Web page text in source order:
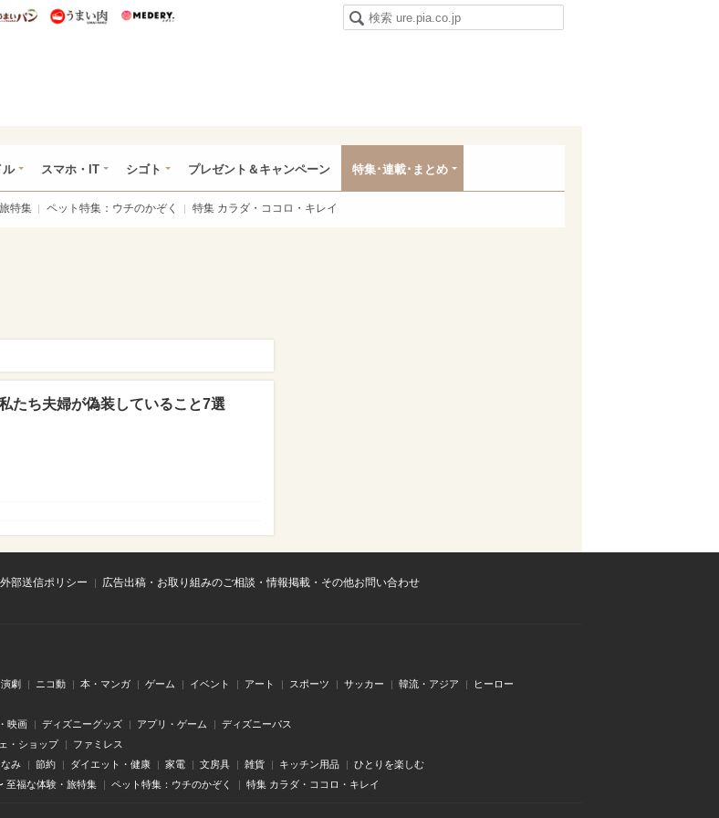
特集
いめし うまいパン うまい肉
ル スマホ・IT シゴト プレゼント＆キャンペーン 特集･連載･まとめ
特集 ペット特集：ウチのかぞく 特集 カラダ・ココロ・キレイ
たち夫婦が偽装していること7選
外部送信ポリシー
広告出稿・お取り組みのご相談・情報掲載・その他お問い合わせ
演劇 ニコ動 本・マンガ ゲーム イベント アート スポーツ サッカー 韓流・アジア ヒーロー
映画 ディズニーグッズ アプリ・ゲーム ディズニーパス
・ショップ ファミレス
み 節約 ダイエット・健康 家電 文房具 雑貨 キッチン用品 ひとりを楽しむ
至福な体験・旅特集 ペット特集：ウチのかぞく 特集 カラダ・ココロ・キレイ